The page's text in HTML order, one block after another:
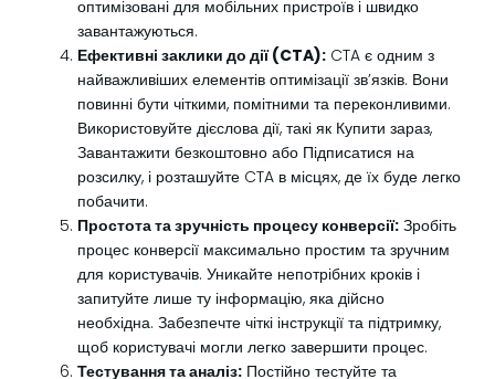
оптимізовані для мобільних пристроїв і швидко
завантажуються.
Ефективні заклики до дії (CTA): CTA є одним з
найважливіших елементів оптимізації зв’язків. Вони
повинні бути чіткими, помітними та переконливими.
Використовуйте дієслова дії, такі як Купити зараз,
Завантажити безкоштовно або Підписатися на
розсилку, і розташуйте CTA в місцях, де їх буде легко
побачити.
Простота та зручність процесу конверсії: Зробіть
процес конверсії максимально простим та зручним
для користувачів. Уникайте непотрібних кроків і
запитуйте лише ту інформацію, яка дійсно
необхідна. Забезпечте чіткі інструкції та підтримку,
щоб користувачі могли легко завершити процес.
Тестування та аналіз: Постійно тестуйте та